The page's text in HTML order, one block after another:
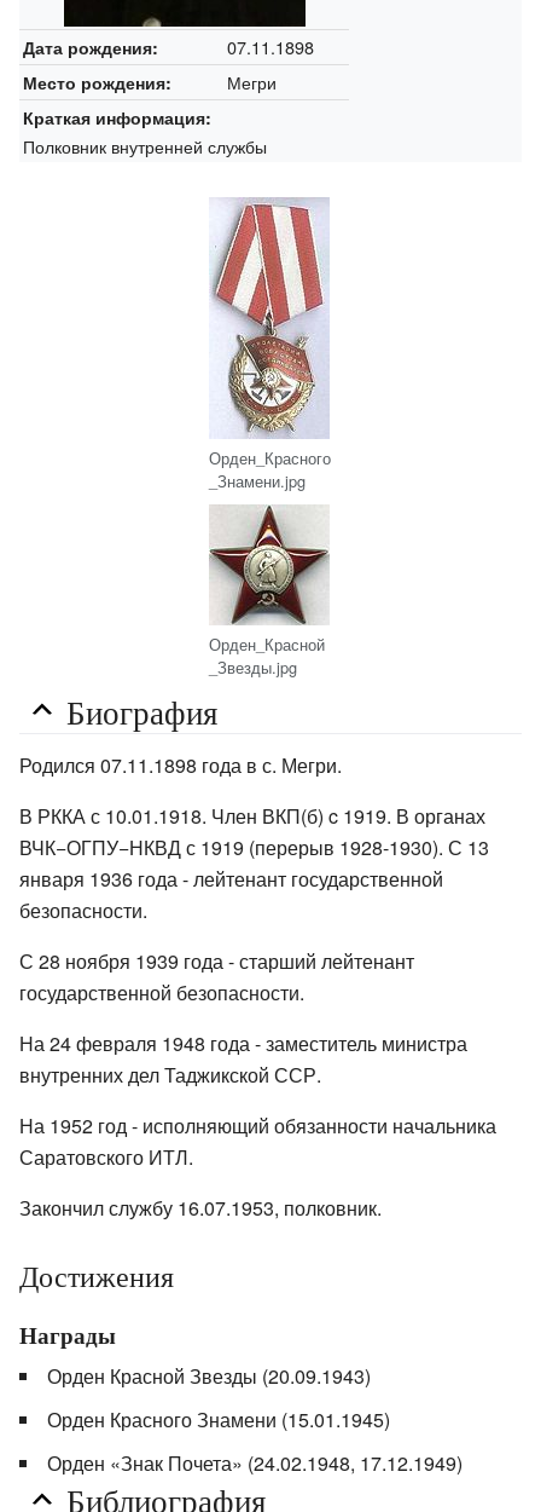
Дата рождения: 07.11.1898
Место рождения: Мегри
Краткая информация:
Полковник внутренней службы
Орден_Красного
_Знамени.jpg
Орден_Красной
_Звезды.jpg
Биография
Родился 07.11.1898 года в с. Мегри.
В РККА с 10.01.1918. Член ВКП(б) c 1919. В органах
ВЧК−ОГПУ−НКВД с 1919 (перерыв 1928-1930). С 13
января 1936 года - лейтенант государственной
безопасности.
С 28 ноября 1939 года - старший лейтенант
государственной безопасности.
На 24 февраля 1948 года - заместитель министра
внутренних дел Таджикской ССР.
На 1952 год - исполняющий обязанности начальника
Саратовского ИТЛ.
Закончил службу 16.07.1953, полковник.
Достижения
Награды
Орден Красной Звезды (20.09.1943)
Орден Красного Знамени (15.01.1945)
Орден «Знак Почета» (24.02.1948, 17.12.1949)
Библиография